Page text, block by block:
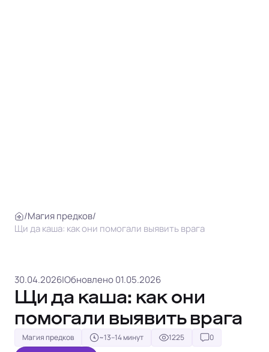
/Магия предков/
Щи да каша: как они помогали выявить врага
30.04.2026|Обновлено 01.05.2026
Щи да каша: как они
помогали выявить врага
Магия предков ~13–14 минут 1225 0